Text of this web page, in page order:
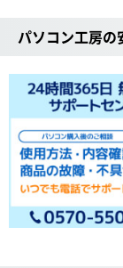
パソコン工房の